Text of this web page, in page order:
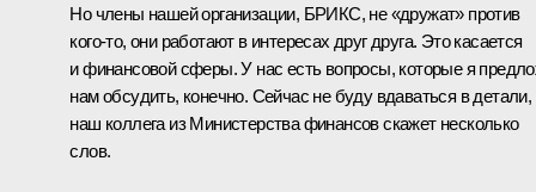
Но члены нашей организации, БРИКС, не «дружат» против
кого-то, они работают в интересах друг друга. Это касается
и финансовой сферы. У нас есть вопросы, которые я
нам обсудить, конечно. Сейчас не буду вдаваться в детали,
наш коллега из Министерства финансов скажет несколько
слов.